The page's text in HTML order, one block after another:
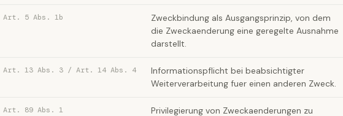
Art. 5 Abs. 1b
Zweckbindung als Ausgangsprinzip, von dem
die Zweckaenderung eine geregelte Ausnahme
darstellt.
Art. 13 Abs. 3 / Art. 14 Abs. 4
Informationspflicht bei beabsichtigter
Weiterverarbeitung fuer einen anderen Zweck.
Art. 89 Abs. 1
Privilegierung von Zweckaenderungen zu